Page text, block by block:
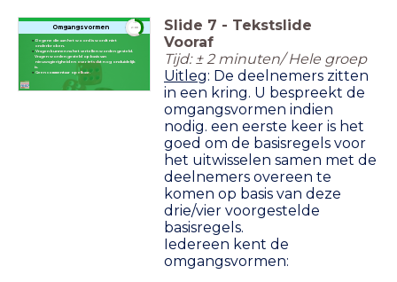
Omgangsvormen
Degene die aan het woord is wordt niet
onderbroken.
Vragen kunnen na het vertellen worden gesteld.
Vragen worden gesteld op basis van
nieuwsgierigheid en over iets dat nog onduidelijk
is.
Geen commentaar op elkaar.
2:00 Slide 7 - Tekstslide
Vooraf
Tijd: ± 2 minuten/ Hele groep
Uitleg: De deelnemers zitten
in een kring. U bespreekt de
omgangsvormen indien
nodig. een eerste keer is het
goed om de basisregels voor
het uitwisselen samen met de
deelnemers overeen te
komen op basis van deze
drie/vier voorgestelde
basisregels.
Iedereen kent de
omgangsvormen: